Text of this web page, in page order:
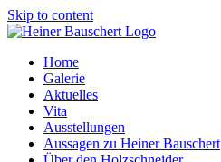
Skip to content
Home
Galerie
Aktuelles
Vita
Ausstellungen
Aussagen zu Heiner Bauschert